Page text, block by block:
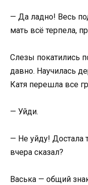
— Да ладно! Весь
мать всё терпела,
Слезы покатились
давно. Научилась
Катя перешла все
— Уйди.
— Не уйду! Достала
вчера сказал?
Васька — общий